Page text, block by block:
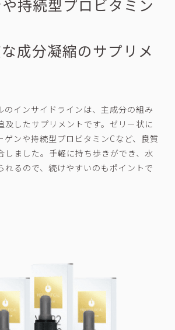
持続型プロビタミン
成分凝縮のサプリメ
のインサイドラインは、主成分の組み
及したサプリメントです。ゼリー状に
ゲンや持続型プロビタミンCなど、良質
しました。手軽に持ち歩きができ、水
れるので、続けやすいのもポイントで